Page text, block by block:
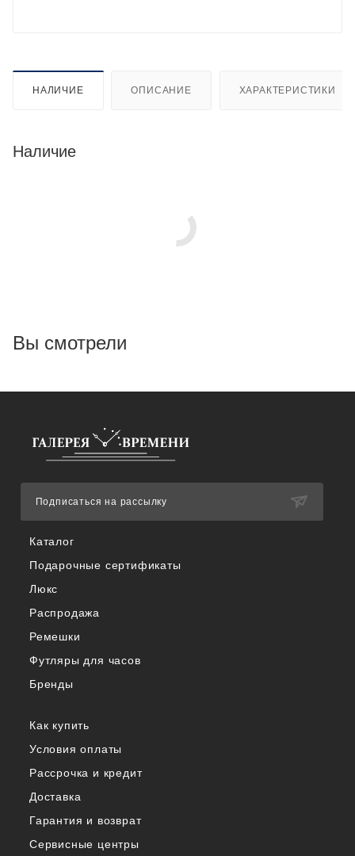
НАЛИЧИЕ ОПИСАНИЕ ХАРАКТЕРИСТИКИ
Наличие
Вы смотрели
Каталог
Подарочные сертификаты
Люкс
Распродажа
Ремешки
Футляры для часов
Бренды
Как купить
Условия оплаты
Рассрочка и кредит
Доставка
Гарантия и возврат
Сервисные центры
Подписаться на рассылку